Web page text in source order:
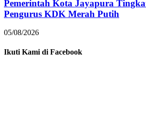
Pemerintah Kota Jayapura
Pengurus KDK Merah Putih
05/08/2026
Ikuti Kami di Facebook